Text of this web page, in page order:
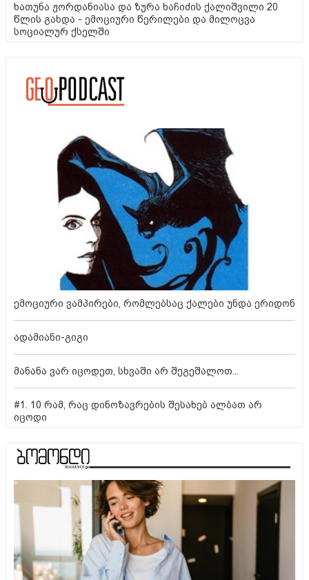
ხათუნა ჟორდანიასა და ზურა ხაჩიძის ქალიშვილი 20
წლის გახდა - ემოციური წერილები და მილოცვა
სოციალურ ქსელში
ემოციური ვამპირები, რომლებსაც ქალები უნდა ერიდონ
ადამიანი-გიგი
მანანა ვარ იცოდეთ, სხვაში არ შეგეშალოთ...
#1. 10 რამ, რაც დინოზავრების შესახებ ალბათ არ
იცოდი